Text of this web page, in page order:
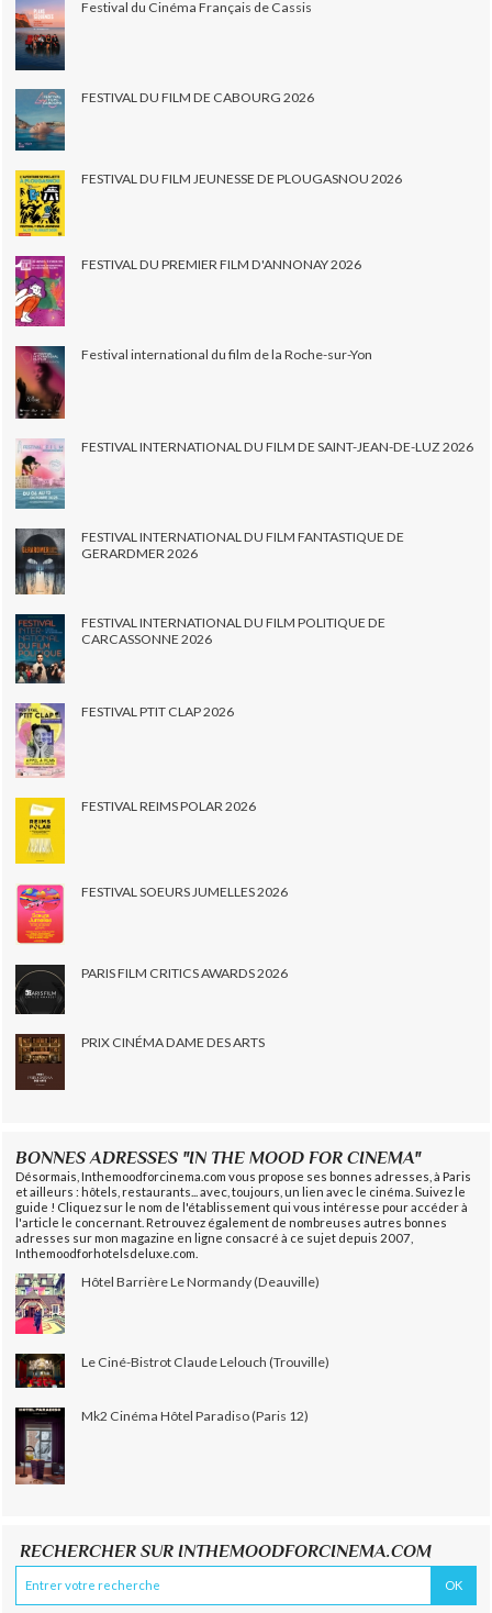
Festival du Cinéma Français de Cassis
FESTIVAL DU FILM DE CABOURG 2026
FESTIVAL DU FILM JEUNESSE DE PLOUGASNOU 2026
FESTIVAL DU PREMIER FILM D'ANNONAY 2026
Festival international du film de la Roche-sur-Yon
FESTIVAL INTERNATIONAL DU FILM DE SAINT-JEAN-DE-LUZ 2026
FESTIVAL INTERNATIONAL DU FILM FANTASTIQUE DE
GERARDMER 2026
FESTIVAL INTERNATIONAL DU FILM POLITIQUE DE
CARCASSONNE 2026
FESTIVAL PTIT CLAP 2026
FESTIVAL REIMS POLAR 2026
FESTIVAL SOEURS JUMELLES 2026
PARIS FILM CRITICS AWARDS 2026
PRIX CINÉMA DAME DES ARTS
BONNES ADRESSES "IN THE MOOD FOR CINEMA"
Désormais, Inthemoodforcinema.com vous propose ses bonnes adresses, à Paris
et ailleurs : hôtels, restaurants... avec, toujours, un lien avec le cinéma. Suivez le
guide ! Cliquez sur le nom de l'établissement qui vous intéresse pour accéder à
l'article le concernant. Retrouvez également de nombreuses autres bonnes
adresses sur mon magazine en ligne consacré à ce sujet depuis 2007,
Inthemoodforhotelsdeluxe.com.
Hôtel Barrière Le Normandy (Deauville)
Le Ciné-Bistrot Claude Lelouch (Trouville)
Mk2 Cinéma Hôtel Paradiso (Paris 12)
RECHERCHER SUR INTHEMOODFORCINEMA.COM